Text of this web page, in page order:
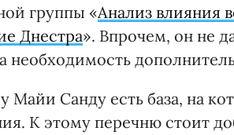
группы «Анализ влияния
Днестра». Впрочем, он не
необходимость
Майи Санду есть база, на
К этому перечню стоит